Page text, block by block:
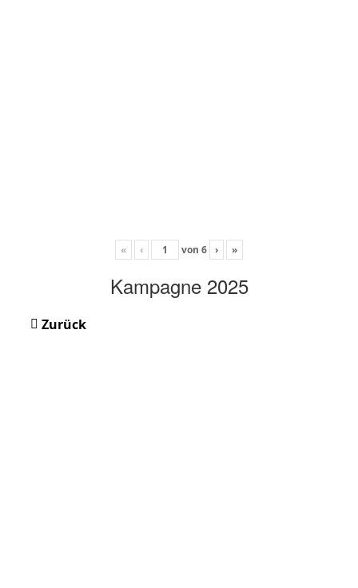
« ‹ von 6 › »
Kampagne 2025
Zurück